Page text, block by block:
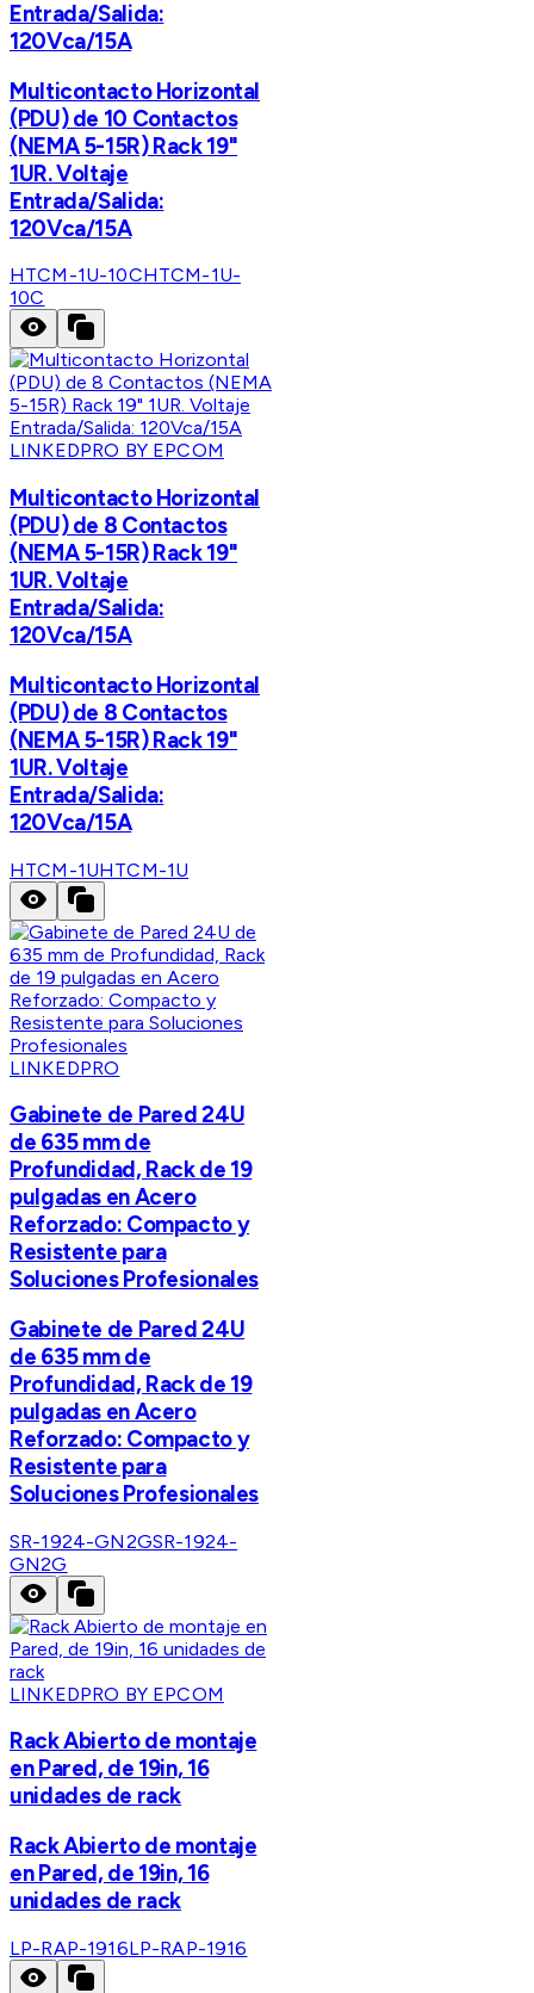
Entrada/Salida:
120Vca/15A
Multicontacto Horizontal
(PDU) de 10 Contactos
(NEMA 5-15R) Rack 19"
1UR. Voltaje
Entrada/Salida:
120Vca/15A
HTCM-1U-10CHTCM-1U-
10C
LINKEDPRO BY EPCOM
Multicontacto Horizontal
(PDU) de 8 Contactos
(NEMA 5-15R) Rack 19"
1UR. Voltaje
Entrada/Salida:
120Vca/15A
Multicontacto Horizontal
(PDU) de 8 Contactos
(NEMA 5-15R) Rack 19"
1UR. Voltaje
Entrada/Salida:
120Vca/15A
HTCM-1UHTCM-1U
LINKEDPRO
Gabinete de Pared 24U
de 635 mm de
Profundidad, Rack de 19
pulgadas en Acero
Reforzado: Compacto y
Resistente para
Soluciones Profesionales
Gabinete de Pared 24U
de 635 mm de
Profundidad, Rack de 19
pulgadas en Acero
Reforzado: Compacto y
Resistente para
Soluciones Profesionales
SR-1924-GN2GSR-1924-
GN2G
LINKEDPRO BY EPCOM
Rack Abierto de montaje
en Pared, de 19in, 16
unidades de rack
Rack Abierto de montaje
en Pared, de 19in, 16
unidades de rack
LP-RAP-1916LP-RAP-1916